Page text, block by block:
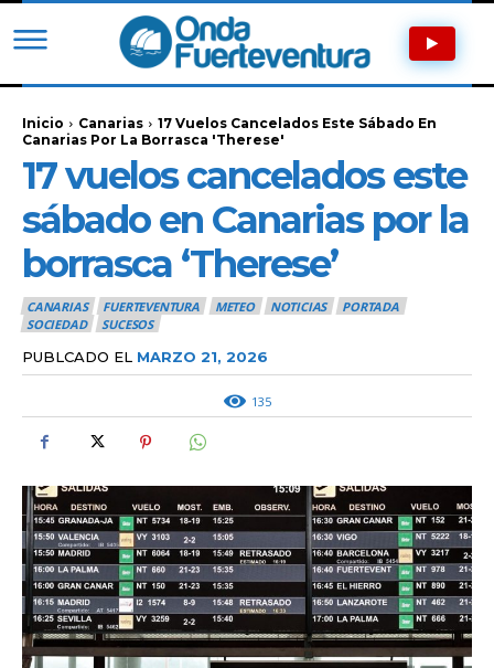
Inicio Canarias
17 Vuelos Cancelados Este Sábado En
Canarias Por La Borrasca 'Therese'
17 vuelos cancelados este
sábado en Canarias por la
borrasca ‘Therese’
CANARIAS FUERTEVENTURA METEO NOTICIAS
PORTADA
SOCIEDAD
SUCESOS
PUBLCADO EL MARZO 21, 2026
135